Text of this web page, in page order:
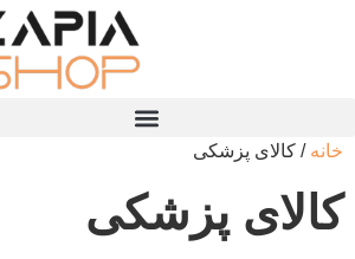
خانه / کالای پزشکی
کالای پزشکی